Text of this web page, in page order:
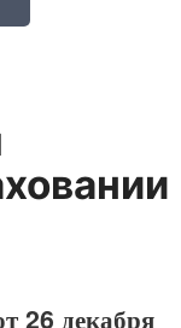
26 декабря